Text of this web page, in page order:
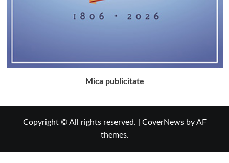
Mica publicitate
Copyright © All rights reserved. CoverNewsby AF
themes.